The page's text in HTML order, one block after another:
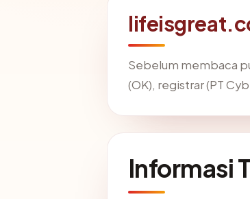
Sebelum membaca
(OK), registrar (PT
Informasi